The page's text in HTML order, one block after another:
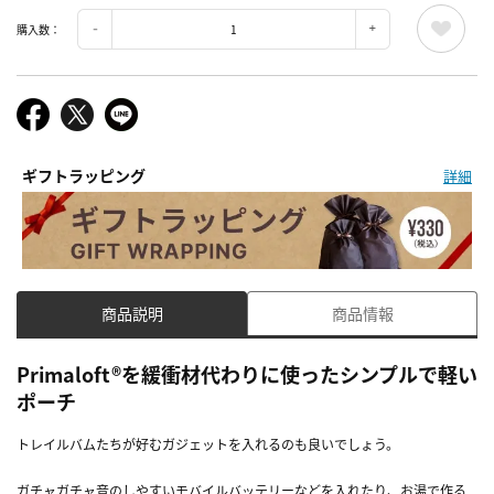
購入数：
ギフトラッピング 詳細
商品説明 商品情報
Primaloft®を緩衝材代わりに使ったシンプルで軽い
ポーチ
トレイルバムたちが好むガジェットを入れるのも良いでしょう。
ガチャガチャ音のしやすいモバイルバッテリーなどを入れたり、お湯で作る